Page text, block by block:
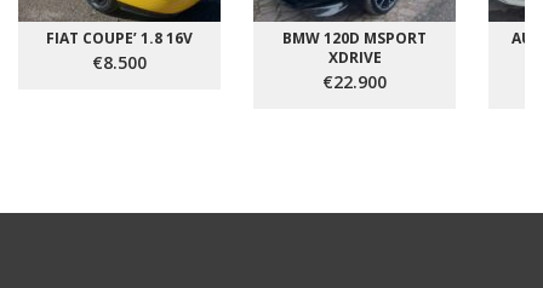
FIAT COUPE’ 1.8 16V
€8.500
BMW 120D MSPORT
XDRIVE
€22.900